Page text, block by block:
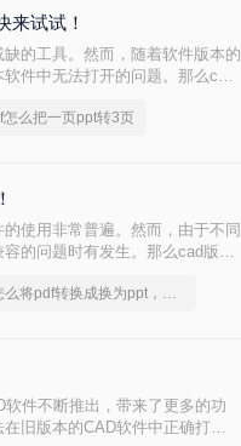
来试试！
的工具。然而，随着软件版本的
件中无法打开的问题。那么cad
怎么把一页ppt转3页
使用非常普遍。然而，由于不同
的问题时有发生。那么cad版本
怎么将pdf转换成换为ppt，分享一种简单的方法
件不断推出，带来了更多的功
旧版本的CAD软件中正确打开